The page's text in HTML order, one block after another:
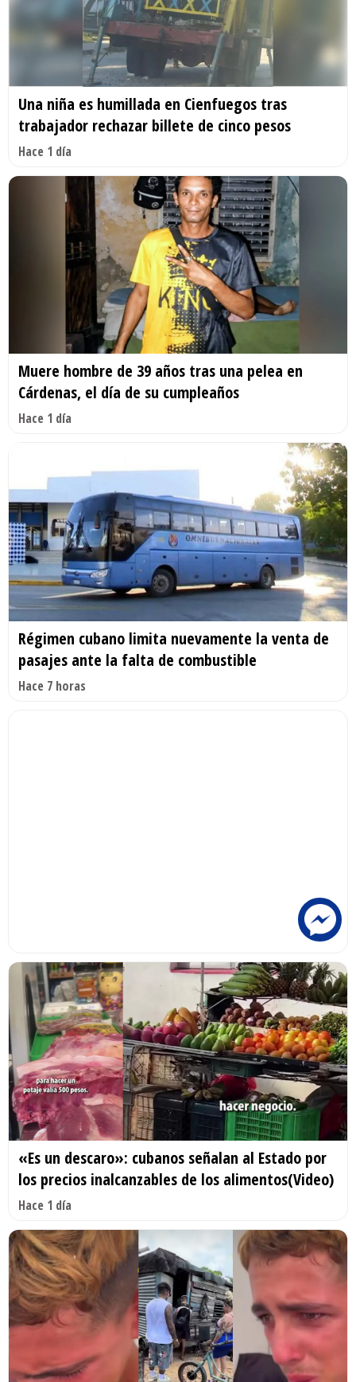
Una niña es humillada en Cienfuegos tras
trabajador rechazar billete de cinco pesos
Hace 1 día
Muere hombre de 39 años tras una pelea en
Cárdenas, el día de su cumpleaños
Hace 1 día
Régimen cubano limita nuevamente la venta de
pasajes ante la falta de combustible
Hace 7 horas
«Es un descaro»: cubanos señalan al Estado por
los precios inalcanzables de los alimentos(Video)
Hace 1 día